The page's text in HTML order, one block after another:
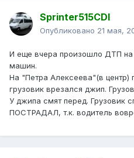
Sprinter515CDI
Опубликовано 21 мая,
И еще вчера произошло ДТП
машин.
На "Петра Алексеева"(в центр)
грузовик врезался джип.
У джипа смят перед. Грузовик
ПОСТРАДАЛ, т.к. водитель